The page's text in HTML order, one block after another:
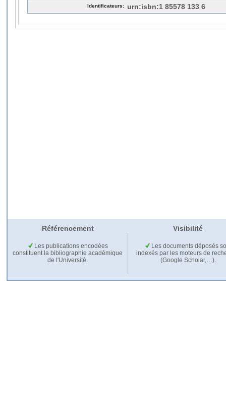
Identificateurs: urn:isbn:1 85578 133 6
Référencement Visibilité
Les publications encodées
constituent la bibliographie académique
de l'Université.
Les documents déposés
indexés par les moteurs de
(Google Scholar,…).